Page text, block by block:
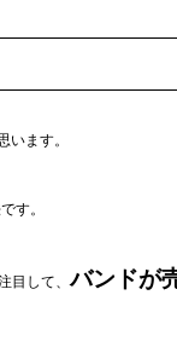
います。
す。
目して、バンドが